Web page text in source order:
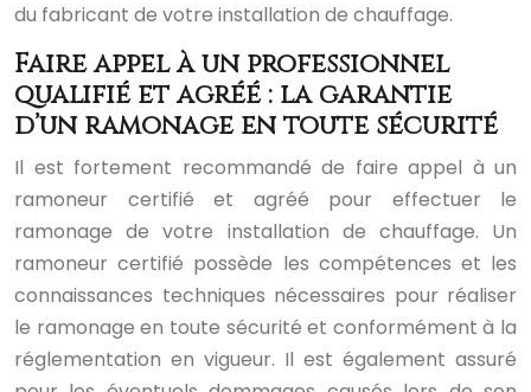
du fabricant de votre installation de chauffage.
Faire appel à un professionnel
qualifié et agréé : la garantie
d’un ramonage en toute sécurité
Il est fortement recommandé de faire appel à un
ramoneur certifié et agréé pour effectuer le
ramonage de votre installation de chauffage. Un
ramoneur certifié possède les compétences et les
connaissances techniques nécessaires pour réaliser
le ramonage en toute sécurité et conformément à la
réglementation en vigueur. Il est également assuré